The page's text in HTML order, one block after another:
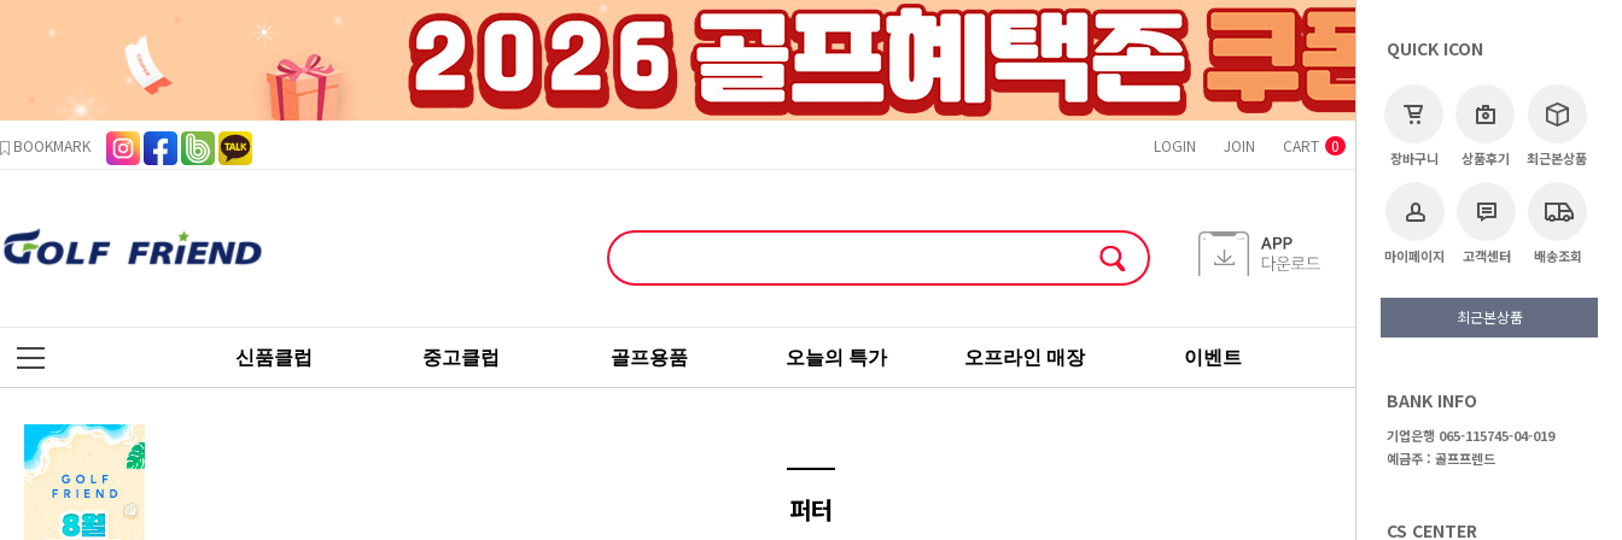
BOOKMARK LOGIN JOIN CART 0
신품클럽 중고클럽 골프용품 오늘의 특가 오프라인 매장 이벤트
QUICK ICON
장바구니 상품후기 최근본상품
마이페이지 고객센터 배송조회
최근본상품
BANK INFO
기업은행 065-115745-04-019
예금주 : 골프프렌드
CS CENTER
>신품클럽 >퍼터
퍼터